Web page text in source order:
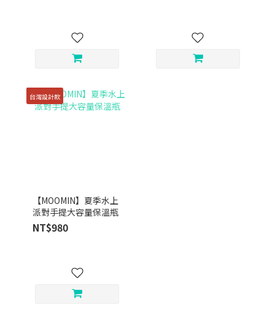
台灣設計款
【MOOMIN】夏季水上
派對手提大容量保溫瓶
NT$980